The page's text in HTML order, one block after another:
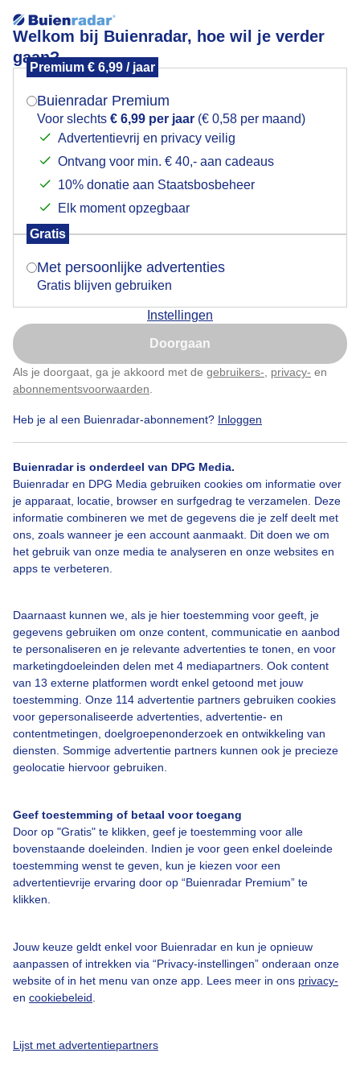
Welkom bij Buienradar, hoe wil je verder
gaan?
Premium € 6,99 / jaar
Buienradar Premium
Voor slechts € 6,99 per jaar (€ 0,58 per maand)
Advertentievrij en privacy veilig
Ontvang voor min. € 40,- aan cadeaus
10% donatie aan Staatsbosbeheer
Elk moment opzegbaar
Gratis
Met persoonlijke advertenties
Gratis blijven gebruiken
Instellingen
Doorgaan
Als je doorgaat, ga je akkoord met de gebruikers- privacy- en
abonnementsvoorwaarden
Heb je al een Buienradar-abonnement? Inloggen
Buienradar is onderdeel van DPG Media.
Buienradar en DPG Media gebruiken cookies om informatie over
je apparaat, locatie, browser en surfgedrag te verzamelen. Deze
informatie combineren we met de gegevens die je zelf deelt met
ons, zoals wanneer je een account aanmaakt. Dit doen we om
het gebruik van onze media te analyseren en onze websites en
apps te verbeteren.
Daarnaast kunnen we, als je hier toestemming voor geeft, je
gegevens gebruiken om onze content, communicatie en aanbod
te personaliseren en je relevante advertenties te tonen, en voor
marketingdoeleinden delen met 4 mediapartners. Ook content
van 13 externe platformen wordt enkel getoond met jouw
toestemming. Onze 114 advertentie partners gebruiken cookies
voor gepersonaliseerde advertenties, advertentie- en
contentmetingen, doelgroepenonderzoek en ontwikkeling van
diensten. Sommige advertentie partners kunnen ook je precieze
geolocatie hiervoor gebruiken.
Geef toestemming of betaal voor toegang
Door op "Gratis" te klikken, geef je toestemming voor alle
bovenstaande doeleinden. Indien je voor geen enkel doeleinde
toestemming wenst te geven, kun je kiezen voor een
advertentievrije ervaring door op “Buienradar Premium” te
klikken.
Jouw keuze geldt enkel voor Buienradar en kun je opnieuw
aanpassen of intrekken via “Privacy-instellingen” onderaan onze
website of in het menu van onze app. Lees meer in ons privacy-
en cookiebeleid
Lijst met advertentiepartners
Herfstpracht in het Harderwijker bos op een grijze,
regenachtige dag
In het Harderwijker bos zijn prachtige paddenstoelen
gespot. Op deze grijze dag, met hier en daar wat lichte
buien, komen de herfstkleuren volop tot leven met de
Door: Niels ten Klooster Gemaakt: 21-10-2024, 76x bekeken
Paddenstoelen Herfst Wolken
Een moment geduld aub...
Over Buienradar
Bedrijfsgegevens
Veelgestelde vragen
Toegankelijkheid
Gebruikersvoorwaarden
Adverteren
Mogen we je locatie gebruiken voor het
Indien je hier nog geen akkoord op hebt gegeven,
verschijnt er zo een pop-up uit je browser waarin
Is goed, toon de popup
Nu niet, misschien later
Klik hierom dit aan te passen